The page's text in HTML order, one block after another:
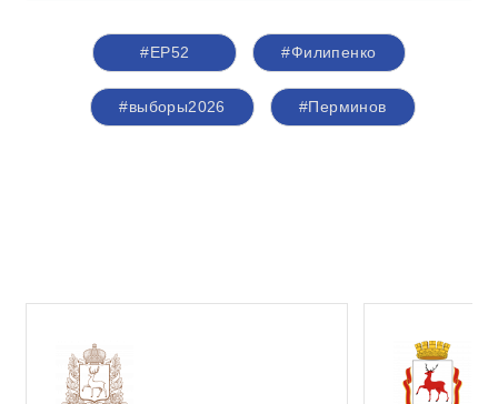
#ЕР52 #Филипенко
#выборы2026 #Перминов